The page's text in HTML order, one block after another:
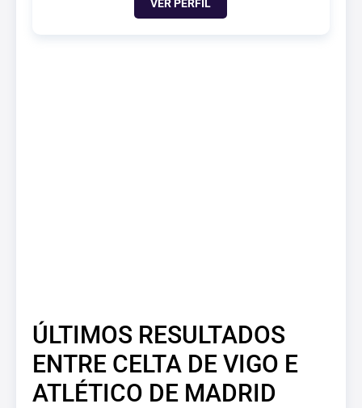
VER PERFIL
ÚLTIMOS RESULTADOS
ENTRE CELTA DE VIGO E
ATLÉTICO DE MADRID